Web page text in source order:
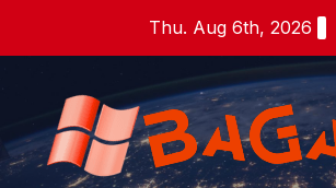
Thu. Aug 6th, 2026